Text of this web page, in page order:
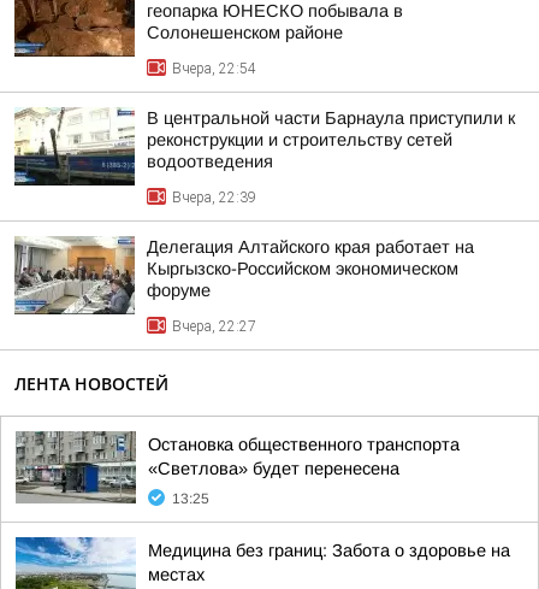
геопарка ЮНЕСКО побывала в
Солонешенском районе
Вчера, 22:54
В центральной части Барнаула приступили к
реконструкции и строительству сетей
водоотведения
Вчера, 22:39
Делегация Алтайского края работает на
Кыргызско-Российском экономическом
форуме
Вчера, 22:27
ЛЕНТА НОВОСТЕЙ
Остановка общественного транспорта
«Светлова» будет перенесена
13:25
Медицина без границ: Забота о здоровье на
местах